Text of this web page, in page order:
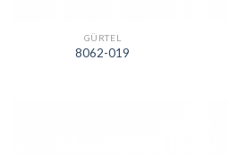
GÜRTEL
8062-019